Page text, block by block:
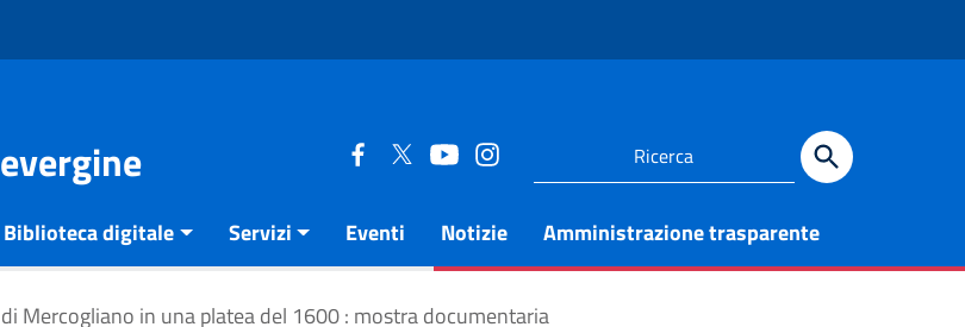
Biblioteca digitale Servizi Eventi Notizie Amministrazione trasparente
Mercogliano in una platea del 1600 : mostra documentaria